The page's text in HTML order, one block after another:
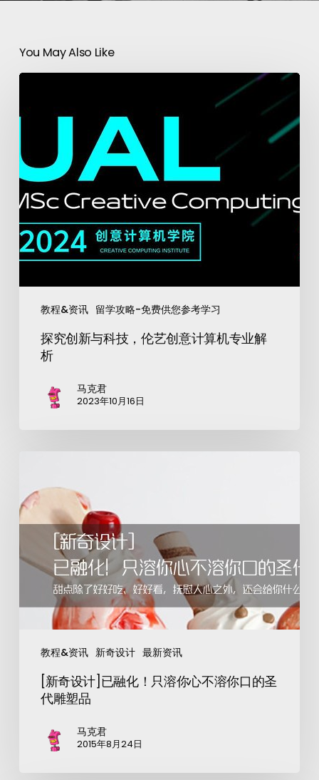
You May Also Like
教程&资讯 留学攻略-免费供您参考学习
探究创新与科技，伦艺创意计算机专业解
析
马克君
2023年10月16日
教程&资讯 新奇设计 最新资讯
[新奇设计]已融化！只溶你心不溶你口的圣
代雕塑品
马克君
2015年8月24日